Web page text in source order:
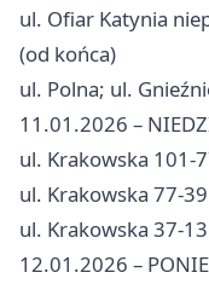
ul. Ofiar Katynia
(od końca)
ul. Polna; ul.
11.01.2026 –
ul. Krakowska 101-
ul. Krakowska 77-39
ul. Krakowska 37-13
12.01.2026 –